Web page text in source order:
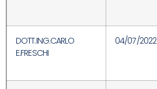
DOTT.ING.CARLO
E.FRESCHI
04/07/2022